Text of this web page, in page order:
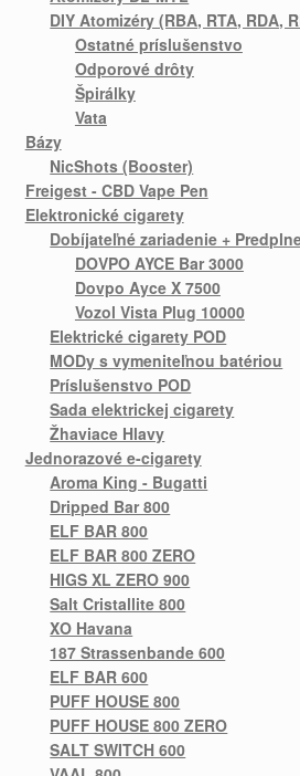
DIY Atomizéry (RBA, RTA, RDA,
Ostatné príslušenstvo
Odporové drôty
Špirálky
Vata
Bázy
NicShots (Booster)
Freigest - CBD Vape Pen
Elektronické cigarety
Dobíjateľné zariadenie +
DOVPO AYCE Bar 3000
Dovpo Ayce X 7500
Vozol Vista Plug 10000
Elektrické cigarety POD
MODy s vymeniteľnou batériou
Príslušenstvo POD
Sada elektrickej cigarety
Žhaviace Hlavy
Jednorazové e-cigarety
Aroma King - Bugatti
Dripped Bar 800
ELF BAR 800
ELF BAR 800 ZERO
HIGS XL ZERO 900
Salt Cristallite 800
XO Havana
187 Strassenbande 600
ELF BAR 600
PUFF HOUSE 800
PUFF HOUSE 800 ZERO
SALT SWITCH 600